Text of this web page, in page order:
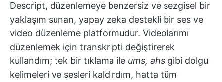
Descript, düzenlemeye benzersiz ve sezgisel bir
yaklaşım sunan, yapay zeka destekli bir ses ve
video düzenleme platformudur. Videolarımı
düzenlemek için transkripti değiştirerek
kullandım; tek bir tıklama ile ums, ahs gibi dolgu
kelimeleri ve sesleri kaldırdım, hatta tüm